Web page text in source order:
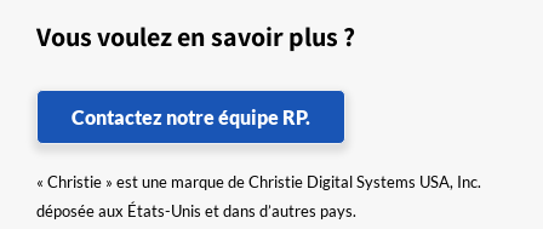
Vous voulez en savoir plus ?
Contactez notre équipe RP.
« Christie » est une marque de Christie Digital Systems USA, Inc.
déposée aux États-Unis et dans d’autres pays.